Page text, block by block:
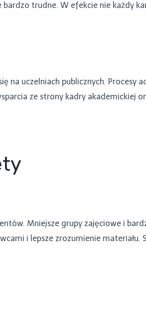
trudne. W efekcie nie każdy
na uczelniach publicznych. Procesy
ze strony kadry akademickiej
Mniejsze grupy zajęciowe i
i lepsze zrozumienie materiału.